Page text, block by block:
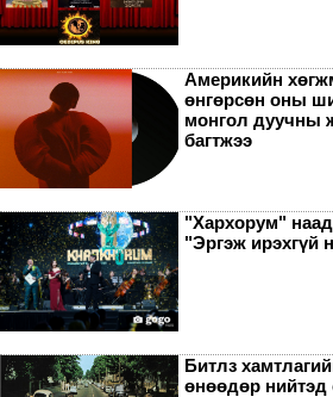
Америкийн
өнгөрсөн оны
монгол дуучны
багтжээ
"Хархорум"
"Эргэж ирэхгүй
Битлз
өнөөдөр нийтэд